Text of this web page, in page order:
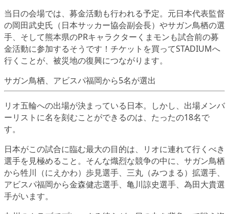
当日の会場では、募金活動も行われる予定。元日本代表監督
の岡田武史氏（日本サッカー協会副会長）やサガン鳥栖の選
手、そして熊本県のPRキャラクターくまモンも試合前の募
金活動に参加するそうです！チケットを買ってSTADIUMへ
行くことが、被災地の復興につながります。
サガン鳥栖、アビスパ福岡から5名が選出
リオ五輪への出場が決まっている日本。しかし、出場メンバ
ーリストに名を刻むことができるのは、たったの18名で
す。
日本がこの試合に臨む最大の目的は、リオに連れて行くべき
選手を見極めること。そんな熾烈な競争の中に、サガン鳥栖
から牲川（にえかわ）歩見選手、三丸（みつまる）拡選手、
アビスパ福岡から金森健志選手、亀川諒史選手、為田大貴選
手がいます。